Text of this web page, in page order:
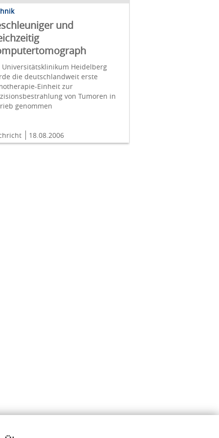
und
Universitätsklinikum Heidelberg
die deutschlandweit erste
Einheit zur
von Tumoren in
genommen
18.08.2006